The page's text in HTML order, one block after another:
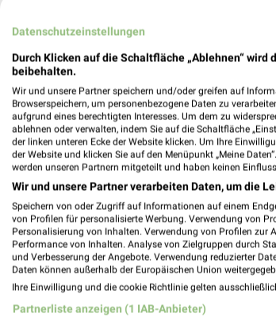
EP:Münzinger
Esslinger Straße 39
72124 Pliezhausen
Datenschutzeinstellungen
Durch Klicken auf die Schaltfläche „Ablehnen“
beibehalten.
Wir und unsere Partner speichern und/oder greifen auf
Browserspeichern, um personenbezogene Daten zu
aufgrund eines berechtigten Interesses. Um dem zu
ablehnen oder verwalten, indem Sie auf die Schaltfläche
der linken unteren Ecke der Website klicken. Um Ihre
der Website und klicken Sie auf den Menüpunkt „Meine
werden unseren Partnern mitgeteilt und haben keinen
Wir und unsere Partner verarbeiten Daten, um die
Speichern von oder Zugriff auf Informationen auf einem
von Profilen für personalisierte Werbung. Verwendung von
Personalisierung von Inhalten. Verwendung von Profilen zur
Performance von Inhalten. Analyse von Zielgruppen durch
und Verbesserung der Angebote. Verwendung reduzierter
Daten können außerhalb der Europäischen Union
Ihre Einwilligung und die cookie Richtlinie gelten
Partnerliste anzeigen (1 IAB-Anbieter)